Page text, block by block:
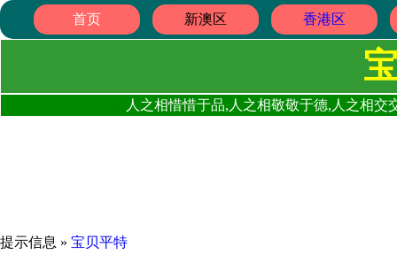
首页 新澳区 香港区
人之相惜惜于品,人之相敬敬于德,人之相
提示信息 » 宝贝平特